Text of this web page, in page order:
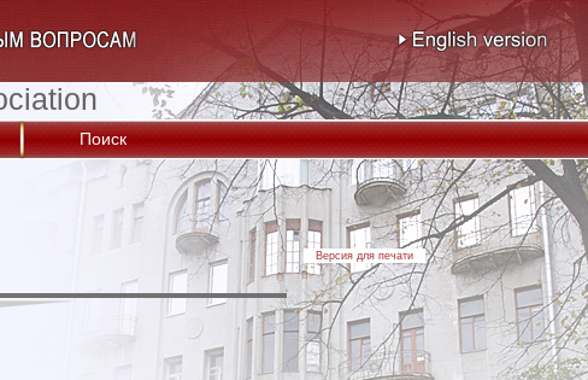
Поиск
Версия для печати